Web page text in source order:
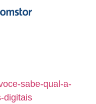
sabe-qual-a-
digitais